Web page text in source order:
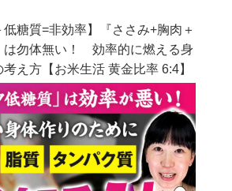
低糖質=非効率】『ささみ+胸肉＋
は勿体無い！ 効率的に燃える身
え方【お米生活 黄金比率 6:4】